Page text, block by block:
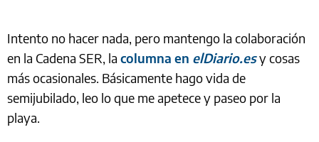
Intento no hacer nada, pero mantengo la colaboración
en la Cadena SER, la columna en elDiario.esy cosas
más ocasionales. Básicamente hago vida de
semijubilado, leo lo que me apetece y paseo por la
playa.